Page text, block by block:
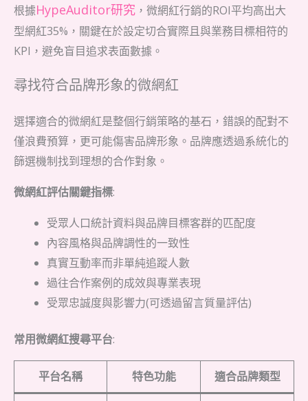
根據HypeAuditor研究 ，微網紅行銷的ROI平均高出大
型網紅35%，關鍵在於設定切合實際且與業務目標相符的
KPI，避免盲目追求表面數據。
尋找符合品牌形象的微網紅
選擇適合的微網紅是整個行銷策略的基石，錯誤的配對不
僅浪費預算，更可能傷害品牌形象。品牌應透過系統化的
篩選機制找到理想的合作對象。
微網紅評估關鍵指標:
受眾人口統計資料與品牌目標客群的匹配度
內容風格與品牌調性的一致性
真實互動率而非單純追蹤人數
過往合作案例的成效與專業表現
受眾忠誠度與影響力(可透過留言質量評估)
常用微網紅搜尋平台:
平台名稱 特色功能 適合品牌類型